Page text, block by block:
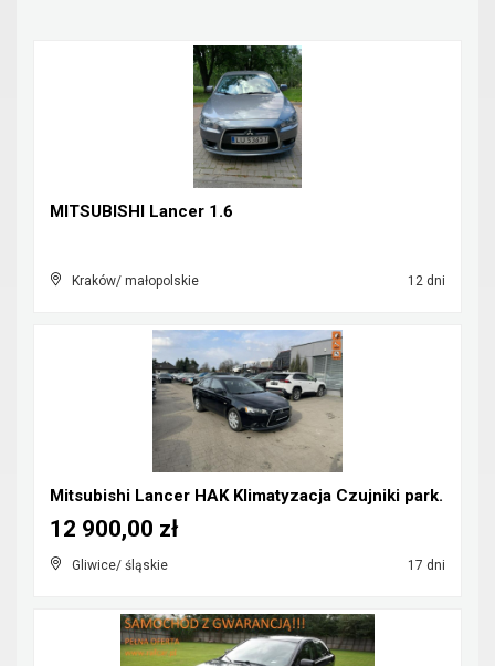
MITSUBISHI Lancer 1.6
Kraków/ małopolskie 12 dni
Mitsubishi Lancer HAK Klimatyzacja Czujniki park.
Gliwice/ śląskie 17 dni
12 900,00 zł